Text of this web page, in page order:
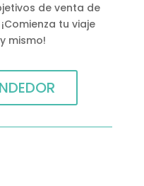
de venta de
tu viaje
mismo!